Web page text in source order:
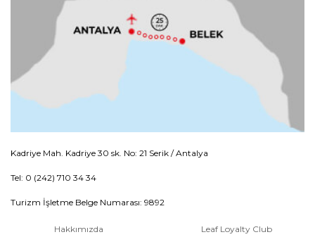
Kadriye Mah. Kadriye 30 sk. No: 21 Serik / Antalya
Tel: 0 (242) 710 34 34
Turizm İşletme Belge Numarası: 9892
Hakkımızda
Leaf Loyalty Club